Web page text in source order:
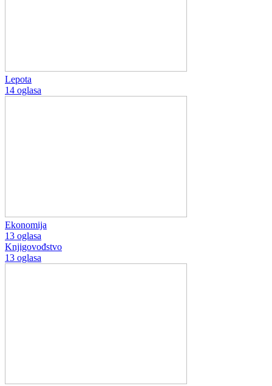
Lepota
14 oglasa
Ekonomija
13 oglasa
Knjigovođstvo
13 oglasa